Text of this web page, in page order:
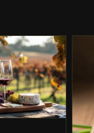
le
et
arômes